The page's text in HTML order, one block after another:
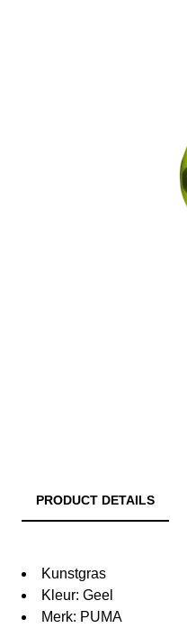
PRODUCT DETAILS
Kunstgras
Kleur: Geel
Merk: PUMA